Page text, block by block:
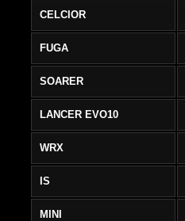
CELCIOR
FUGA
SOARER
LANCER EVO10
WRX
IS
MINI